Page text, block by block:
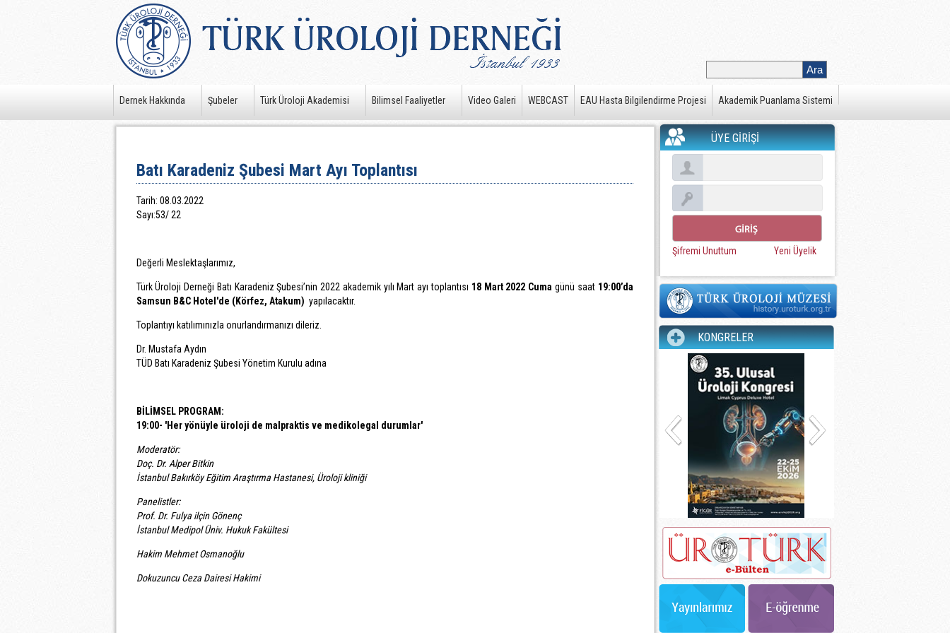
Dernek Hakkında Şubeler Türk Üroloji Akademisi Bilimsel Faaliyetler Video Galeri WEBCAST EAU Hasta Bilgilendirme Projesi Akademik Puanlama Sistemi
Batı Karadeniz Şubesi Mart Ayı Toplantısı
Tarih: 08.03.2022
Sayı:53/ 22
Değerli Meslektaşlarımız,
Türk Üroloji Derneği Batı Karadeniz Şubesi’nin 2022 akademik yılı Mart ayı toplantısı 18 Mart 2022 Cuma günü saat 19:00’da
Samsun B&C Hotel'de (Körfez, Atakum) yapılacaktır.
Toplantıyı katılımınızla onurlandırmanızı dileriz.
Dr. Mustafa Aydın
TÜD Batı Karadeniz Şubesi Yönetim Kurulu adına
BİLİMSEL PROGRAM :
19:00- 'Her yönüyle üroloji de malpraktis ve medikolegal durumlar'
Moderatör:
Doç. Dr. Alper Bitkin
İstanbul Bakırköy Eğitim Araştırma Hastanesi, Üroloji kliniği
Panelistler:
Prof. Dr. Fulya ilçin Gönenç
İstanbul Medipol Üniv. Hukuk Fakültesi
Hakim Mehmet Osmanoğlu
Dokuzuncu Ceza Dairesi Hakimi
ÜYE GİRİŞİ
Şifremi Unuttum Yeni Üyelik
KONGRELER